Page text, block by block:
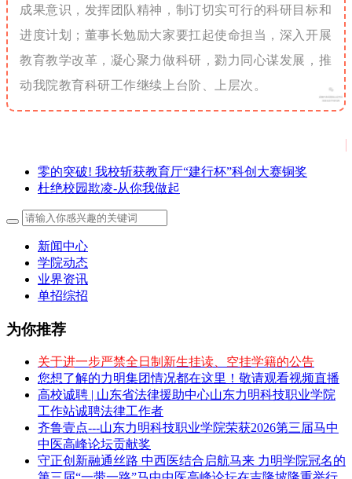
成果意识，发挥团队精神，制订切实可行的科研目标和
进度计划；董事长勉励大家要扛起使命担当，深入开展
教育教学改革，凝心聚力做科研，勠力同心谋发展，推
动我院教育科研工作继续上台阶、上层次。
零的突破! 我校斩获教育厅“建行杯”科创大赛铜奖
杜绝校园欺凌-从你我做起
新闻中心
学院动态
业界资讯
单招综招
为你推荐
关于进一步严禁全日制新生挂读、空挂学籍的公告
您想了解的力明集团情况都在这里！敬请观看视频直播
高校诚聘 | 山东省法律援助中心山东力明科技职业学院
工作站诚聘法律工作者
齐鲁壹点---山东力明科技职业学院荣获2026第三届马中
中医高峰论坛贡献奖
守正创新融通丝路 中西医结合启航马来 力明学院冠名的